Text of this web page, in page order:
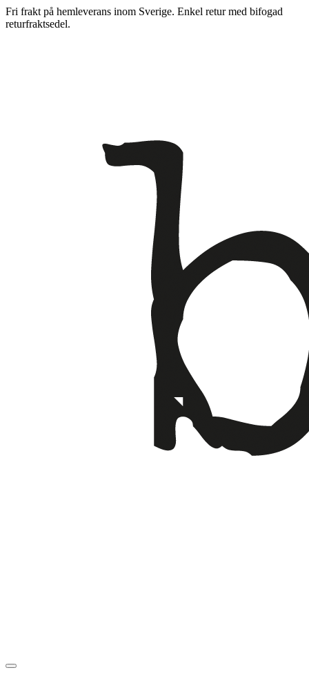
Fri frakt på hemleverans inom Sverige. Enkel retur med bifogad
returfraktsedel.